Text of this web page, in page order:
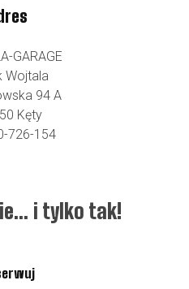
GARAGE
Wojtala
94 A
Kęty
726-154
i tylko tak!